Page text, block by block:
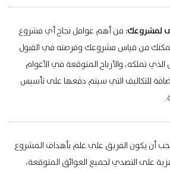
من أهم عوامل نجاح أي مشروع
من قياس مشروعك وفرصته في القبول
تملكه، والأرباح المتوقعة في الأعوام
للتكاليف التي سيتم دفعها على تأسيس
أن يكون الفريق على علم بأهداف المشروع
على التصدي لجميع العوائق المتوقعة،